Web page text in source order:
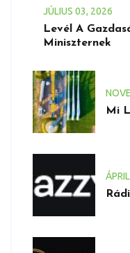
JÚLIUS 03, 2026
Levél A
Miniszternek
Mi